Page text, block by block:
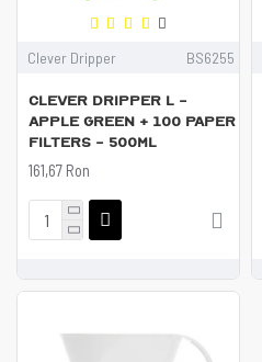
Clever Dripper BS6255
Clever Dripper L -
Apple Green + 100 Paper
filters - 500ml
161,67 Ron